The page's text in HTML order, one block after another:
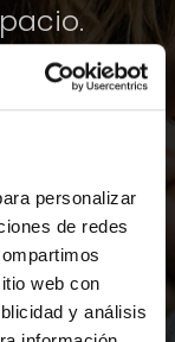
personalizar
de redes
web con
y análisis
de
y te